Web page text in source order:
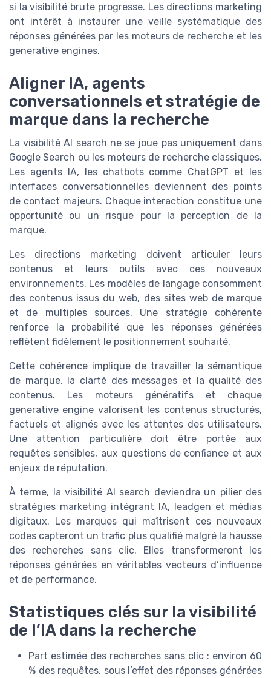
si la visibilité brute progresse. Les directions marketing
ont intérêt à instaurer une veille systématique des
réponses générées par les moteurs de recherche et les
generative engines.
Aligner IA, agents
conversationnels et stratégie de
marque dans la recherche
La visibilité AI search ne se joue pas uniquement dans
Google Search ou les moteurs de recherche classiques.
Les agents IA, les chatbots comme ChatGPT et les
interfaces conversationnelles deviennent des points
de contact majeurs. Chaque interaction constitue une
opportunité ou un risque pour la perception de la
marque.
Les directions marketing doivent articuler leurs
contenus et leurs outils avec ces nouveaux
environnements. Les modèles de langage consomment
des contenus issus du web, des sites web de marque
et de multiples sources. Une stratégie cohérente
renforce la probabilité que les réponses générées
reflètent fidèlement le positionnement souhaité.
Cette cohérence implique de travailler la sémantique
de marque, la clarté des messages et la qualité des
contenus. Les moteurs génératifs et chaque
generative engine valorisent les contenus structurés,
factuels et alignés avec les attentes des utilisateurs.
Une attention particulière doit être portée aux
requêtes sensibles, aux questions de confiance et aux
enjeux de réputation.
À terme, la visibilité AI search deviendra un pilier des
stratégies marketing intégrant IA, leadgen et médias
digitaux. Les marques qui maîtrisent ces nouveaux
codes capteront un trafic plus qualifié malgré la hausse
des recherches sans clic. Elles transformeront les
réponses générées en véritables vecteurs d’influence
et de performance.
Statistiques clés sur la visibilité
de l’IA dans la recherche
Part estimée des recherches sans clic : environ 60
% des requêtes, sous l’effet des réponses générées